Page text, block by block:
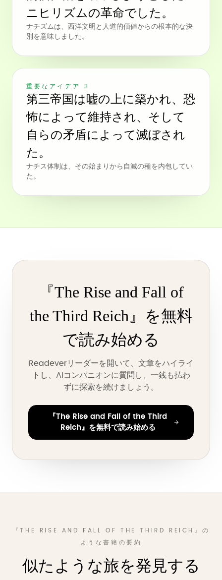
ニヒリズムの革命でした。
ナチズムは、西洋文明と人道的価値からの根本的な決
別を意味しました。
重要なアイデア 3
第三帝国は嘘の上に築かれ、恐
怖によって維持され、そして
自らの矛盾によって滅ぼされ
た。
ナチス体制は、その始まりから自滅の種を内包してい
た。
『The Rise and Fall of
the Third Reich』を無料
で読み始める
Readeverリーダーを開いて、文章をハイライ
トし、AIコンパニオンに質問し、一銭も払わ
ずに探索を続けましょう。
『The Rise and Fall of the Third
Reich』を無料で読み始める
『THE RISE AND FALL OF THE THIRD REICH』の
ような書籍の要約
似たような旅を発見する